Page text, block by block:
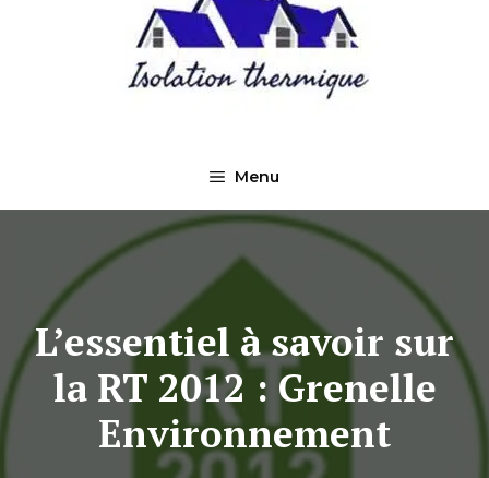
Menu
L’essentiel à savoir sur
la RT 2012 : Grenelle
Environnement